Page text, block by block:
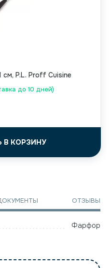
до 10 дней)
см, P.L. Proff Cuisine
В КОРЗИНУ
ОТЗЫВЫ
Фарфор